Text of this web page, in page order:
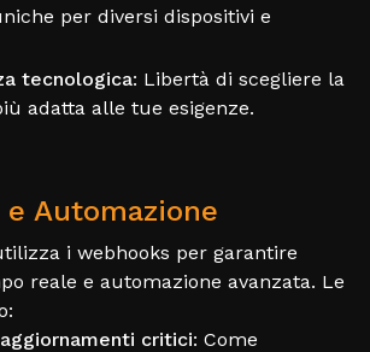
per diversi dispositivi e
tecnologica: Libertà di scegliere la
adatta alle tue esigenze.
e Automazione
i webhooks per garantire
reale e automazione avanzata. Le
critici: Come